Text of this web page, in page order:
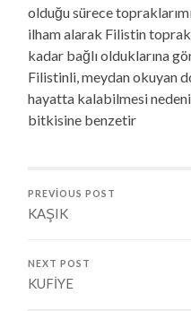
olduğu sürece
ilham alarak Filistin
kadar bağlı olduklarına
Filistinli, meydan okuyan
hayatta kalabilmesi
bitkisine benzetir
PREVIOUS POST
KAŞIK
NEXT POST
KUFİYE